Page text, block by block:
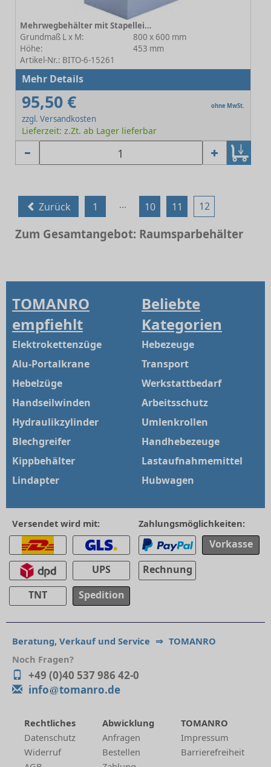
Mehrwegbehälter mit Stapelleiste MB-SL C0402-0034
Grundmaß L x M:
800 x 600 mm
Höhe:
453 mm
Artikel-Nr.: BITO-6-15261
Mehr Details
95,50 € ohne MwSt.
zzgl. Versandkosten
Lieferzeit: z.Zt. ab Lager lieferbar
Zurück 1 ... 10 11 12
Zum Gesamtangebot: Raumsparbehälter
TOMANRO
empfiehlt
Elektrokettenzüge
Alu-Portalkrane
Hebelzüge
Handseilwinden
Hydraulikzylinder
Blechgreifer
Kippbehälter
Lindapter
Beliebte
Kategorien
Hebezeuge
Transport
Werkstattbedarf
Arbeitsschutz
Umlenkrollen
Handhebezeuge
Lastaufnahmemittel
Hubwagen
Versendet wird mit:
UPS
TNT
Spedition
Zahlungsmöglichkeiten:
Vorkasse
Rechnung
Beratung, Verkauf und Service ⇒ TOMANRO
Noch Fragen?
+49 (0)40 537 986 42-0
info
tomanro.de
Rechtliches
Datenschutz
Widerruf
Abwicklung
Anfragen
Bestellen
TOMANRO
Impressum
Barrierefreiheit